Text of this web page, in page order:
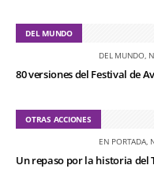
DEL MUNDO
DEL MUNDO,
80 versiones del Festival de
OTRAS ACCIONES
EN PORTADA,
Un repaso por la historia del